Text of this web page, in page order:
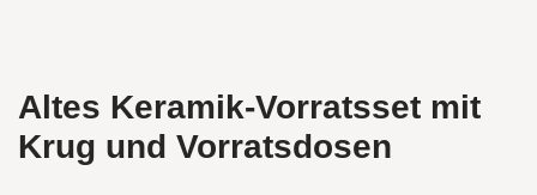
Altes Keramik-Vorratsset mit
Krug und Vorratsdosen